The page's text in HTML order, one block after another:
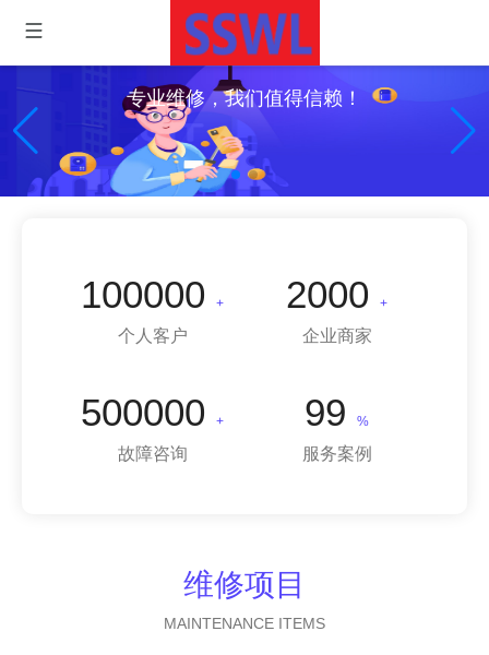
专业维修，我们值得信赖！
100000 +
个人客户
2000 +
企业商家
500000 +
故障咨询
99 %
服务案例
维修项目
MAINTENANCE ITEMS